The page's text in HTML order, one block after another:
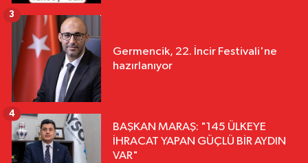
Germencik, 22. İncir Festivali'ne
hazırlanıyor
3
BAŞKAN MARAŞ: "145 ÜLKEYE
İHRACAT YAPAN GÜÇLÜ BİR AYDIN
VAR"
4